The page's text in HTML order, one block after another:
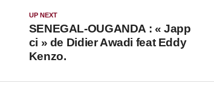
UP NEXT
SENEGAL-OUGANDA : « Japp
ci » de Didier Awadi feat Eddy
Kenzo.